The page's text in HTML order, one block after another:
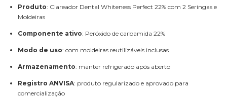
Produto: Clareador Dental Whiteness Perfect 22% com 2 Seringas e
Moldeiras
Componente ativo: Peróxido de carbamida 22%
Modo de uso: com moldeiras reutilizáveis inclusas
Armazenamento: manter refrigerado após aberto
Registro ANVISA: produto regularizado e aprovado para
comercialização